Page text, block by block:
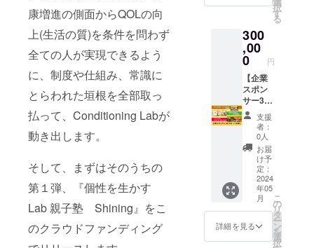
康増進の側面からQOLの向
上(生活の質)を条件を問わず
全ての人が実現できるよう
に、制度や仕組み、常識に
とらわれた垣根を全部取っ
払って、Conditioning Labが
動き出します。
そして、まずはそのうちの
第１弾、『個性を生かす
Lab 親子塾 Shining』をこ
のクラウドファンディング
す。
ondition
o.jp ※掲
載する
企業名
とリン
クを備
考欄に
ご記入
くださ
い。 ※
ネット
ワーク
販売や
企業イ
メージ
が相違
する場
合等、
掲載を
お断り
バナー
を掲載
させて
いただ
きま
す。
http://c
ondition
inglab.c
o.jp ②
協賛企
業とし
て企業
名を店
舗にパ
ネル展
示させ
ていた
だきま
す。 イ
択
す
る
300
,00
0 円
【企業
スポン
サー30
万円（1
年
間）】
コン
ディ
ショニ
ングラ
ボの企
業スポ
ンサー
になれ
る権利
支援
者：
0人
お届
け予
定：
2024
年05
月
詳細を見る
こ
の
リ
タ
ー
ン
を
選
択